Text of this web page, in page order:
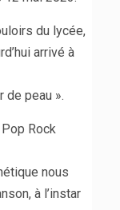
du lycée,
arrivé à
de peau ».
Rock
nous
à l’instar